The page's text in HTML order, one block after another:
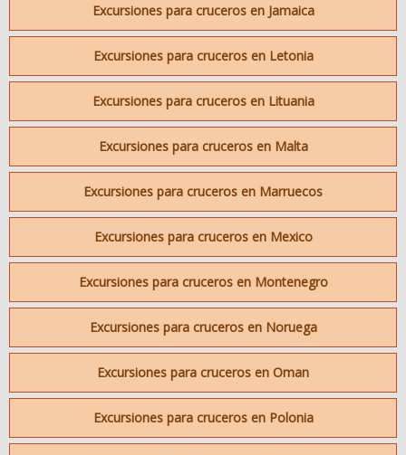
Excursiones para cruceros en Jamaica
Excursiones para cruceros en Letonia
Excursiones para cruceros en Lituania
Excursiones para cruceros en Malta
Excursiones para cruceros en Marruecos
Excursiones para cruceros en Mexico
Excursiones para cruceros en Montenegro
Excursiones para cruceros en Noruega
Excursiones para cruceros en Oman
Excursiones para cruceros en Polonia